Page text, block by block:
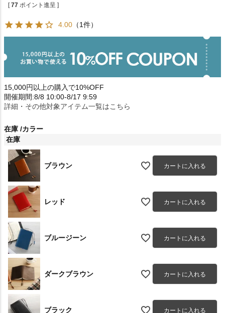
[ 77 ポイント進呈 ]
4.00 （1件）
15,000円以上の購入で10%OFF
開催期間:8/8 10:00-8/17 9:59
詳細・その他対象アイテム一覧はこちら
在庫 カラー
在庫
ブラウン カートに入れる
レッド カートに入れる
ブルージーン カートに入れる
ダークブラウン カートに入れる
ブラック カートに入れる